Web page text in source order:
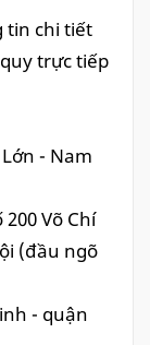
tin chi tiết
trực tiếp
- Nam
Võ Chí
(đầu ngõ
- quận